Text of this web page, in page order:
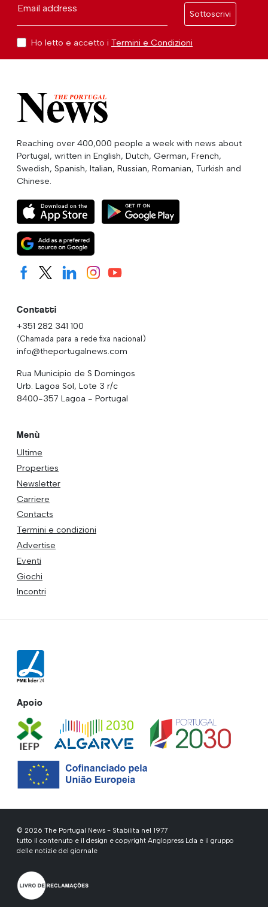
Email address
Sottoscrivi
Ho letto e accetto i Termini e Condizioni
Reaching over 400,000 people a week with news about
Portugal, written in English, Dutch, German, French,
Swedish, Spanish, Italian, Russian, Romanian, Turkish and
Chinese.
Contatti
+351 282 341 100
(Chamada para a rede fixa nacional)
info@theportugalnews.com
Rua Municipio de S Domingos
Urb. Lagoa Sol, Lote 3 r/c
8400-357 Lagoa - Portugal
Menù
Ultime
Properties
Newsletter
Carriere
Contacts
Termini e condizioni
Advertise
Eventi
Giochi
Incontri
Apoio
© 2026 The Portugal News - Stabilita nel 1977
tutto il contenuto e il design e copyright Anglopress Lda e il gruppo
delle notizie del giornale